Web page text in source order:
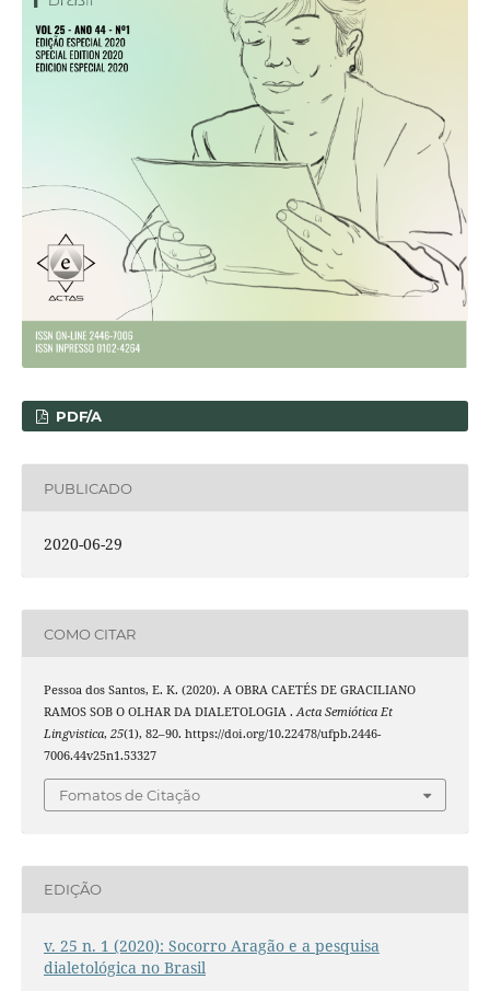
PDF/A
PUBLICADO
2020-06-29
COMO CITAR
Pessoa dos Santos, E. K. (2020). A OBRA CAETÉS DE GRACILIANO
RAMOS SOB O OLHAR DA DIALETOLOGIA .Acta Semiótica Et
Lingvistica, 25(1), 82–90. https://doi.org/10.22478/ufpb.2446-
7006.44v25n1.53327
Fomatos de Citação
EDIÇÃO
v. 25 n. 1 (2020): Socorro Aragão e a pesquisa
dialetológica no Brasil